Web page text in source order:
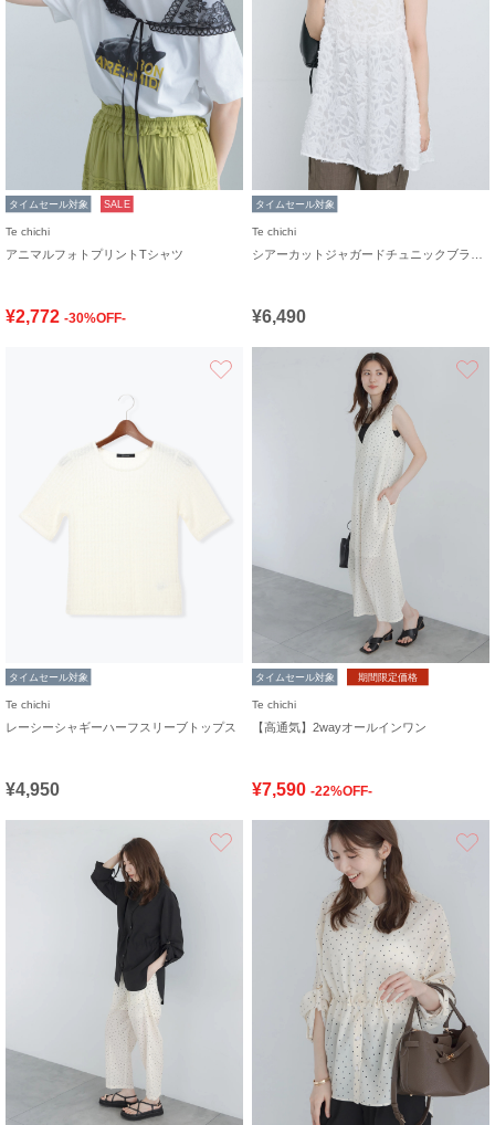
タイムセール対象 SALE
Te chichi
アニマルフォトプリントTシャツ
¥2,772 -30%OFF-
タイムセール対象
Te chichi
¥6,490
タイムセール対象
Te chichi
レーシーシャギーハーフスリーブトップス
¥4,950
タイムセール対象 期間限定価格
Te chichi
【高通気】2wayオールインワン
¥7,590 -22%OFF-